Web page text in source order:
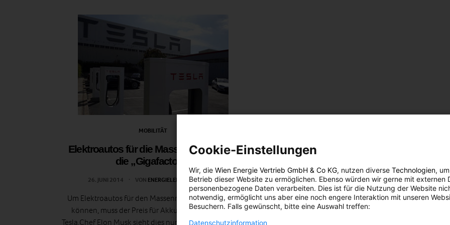
MOBILITÄT
Elektroautos für die Masse – Tesla baut
die „Gigafactory“
26. JUNI 2014 VON ENERGIELEBEN REDAKTION
Um Elektroautos für den Massenmarkt herstellen zu
können, muss der Preis für Akkus deutlich sinken.
Tesla.Chef Elon Musk sieht dies nur dann gewährleistet,
Cookie-Einstellungen
Wir, die Wien Energie Vertrieb GmbH & Co KG, nutzen diverse Technologien,
Betrieb dieser Website zu ermöglichen. Ebenso würden wir gerne mit externen
personenbezogene Daten verarbeiten. Dies ist für die Nutzung der Website
notwendig, ermöglicht uns aber eine noch engere Interaktion mit unseren
Besuchern. Falls gewünscht, bitte eine Auswahl treffen:
Datenschutzinformation